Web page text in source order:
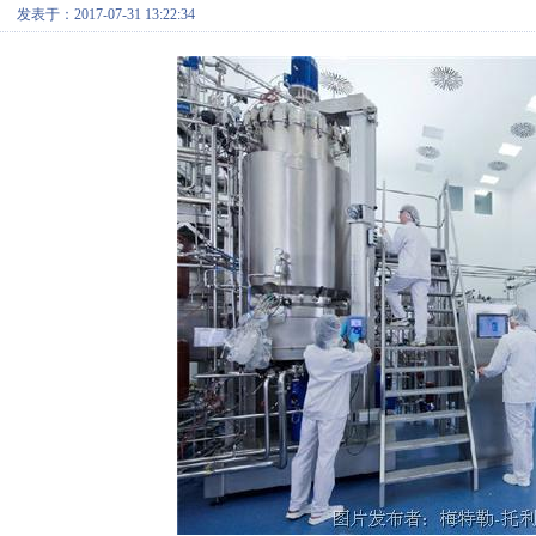
发表于：2017-07-31 13:22:34